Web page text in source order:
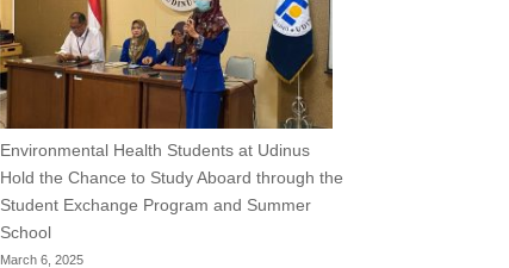
Environmental Health Students at Udinus
Hold the Chance to Study Aboard through the
Student Exchange Program and Summer
School
March 6, 2025